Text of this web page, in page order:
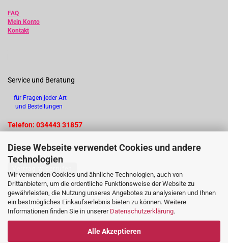
Diese Webseite verwendet Cookies und andere
Technologien
Wir verwenden Cookies und ähnliche Technologien, auch von
Drittanbietern, um die ordentliche Funktionsweise der Website zu
gewährleisten, die Nutzung unseres Angebotes zu analysieren und Ihnen
ein bestmögliches Einkaufserlebnis bieten zu können. Weitere
Informationen finden Sie in unserer Datenschutzerklärung.
Alle Akzeptieren
FAQ
Mein Konto
Kontakt
Service und Beratung
für Fragen jeder Art
und Bestellungen
Telefon: 034443 31857